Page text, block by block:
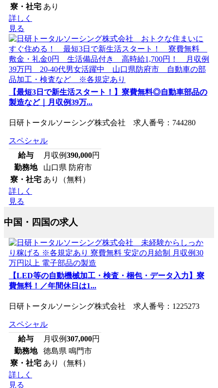
寮・社宅 あり
詳しく
見る
【最短3日で新生活スタート！】寮費無料◎自動車部品の
製造など｜月収例39万...
日研トータルソーシング株式会社 求人番号：744280
スペシャル
給与
月収例390,000円
勤務地
山口県 防府市
寮・社宅 あり（無料）
詳しく
見る
中国・四国の求人
【LED等の自動機械加工・検査・梱包・データ入力】寮
費無料！／年間休日は1...
日研トータルソーシング株式会社 求人番号：1225273
スペシャル
給与
月収例307,000円
勤務地
徳島県 鳴門市
寮・社宅 あり（無料）
詳しく
見る